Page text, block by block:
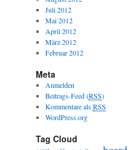
Juli 2012
Mai 2012
April 2012
März 2012
Februar 2012
Meta
Anmelden
Beitrags-Feed (RSS)
Kommentare alsRSS
WordPress.org
Tag Cloud